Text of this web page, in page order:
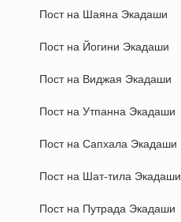
Пост на Шаяна Экадаши
Пост на Йогини Экадаши
Пост на Виджая Экадаши
Пост на Утпанна Экадаши
Пост на Сапхала Экадаши
Пост на Шат-тила Экадаши
Пост на Путрада Экадаши